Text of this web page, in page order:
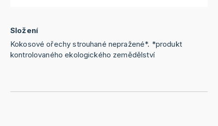
Složení
Kokosové ořechy strouhané nepražené*. *produkt
kontrolovaného ekologického zemědělství